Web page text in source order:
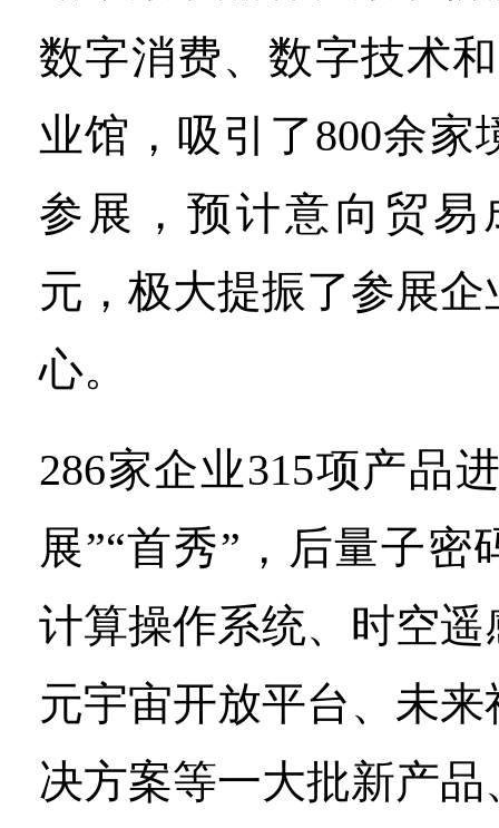
数字消费、数字技术
业馆，吸引了800余家
参展，预计意向贸易
元，极大提振了参展
心。
286家企业315项产品
展”“首秀”，后量子密
计算操作系统、时空
元宇宙开放平台、未
决方案等一大批新产